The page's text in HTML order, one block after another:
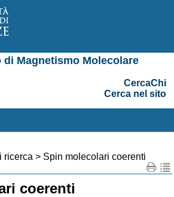
di Magnetismo Molecolare
CercaChi
Cerca nel sito
ricerca > Spin molecolari coerenti
coerenti